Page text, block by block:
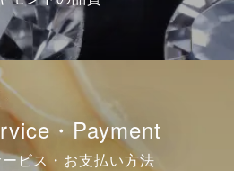
・Payment
ビス・お支払い方法